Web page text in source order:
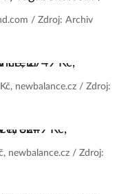
/ Zdroj: Archiv
newbalance.cz / Zdroj:
newbalance.cz / Zdroj: